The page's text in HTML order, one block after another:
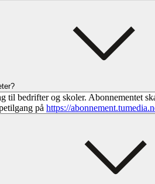
bedrifter og skoler. Abonnementet
på https://